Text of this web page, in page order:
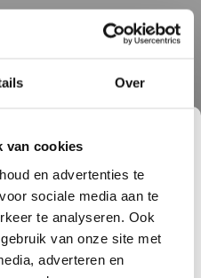
03
MINUTEN
56
SECONDEN
korting op
Over
van cookies
en advertenties te
sociale media aan te
te analyseren. Ook
van onze site met
adverteren en
te onderscheiden is.
kleuren en twee formaten:
plank. De verfijnde 4-zijdige V-
en geeft de vloer een luxe en